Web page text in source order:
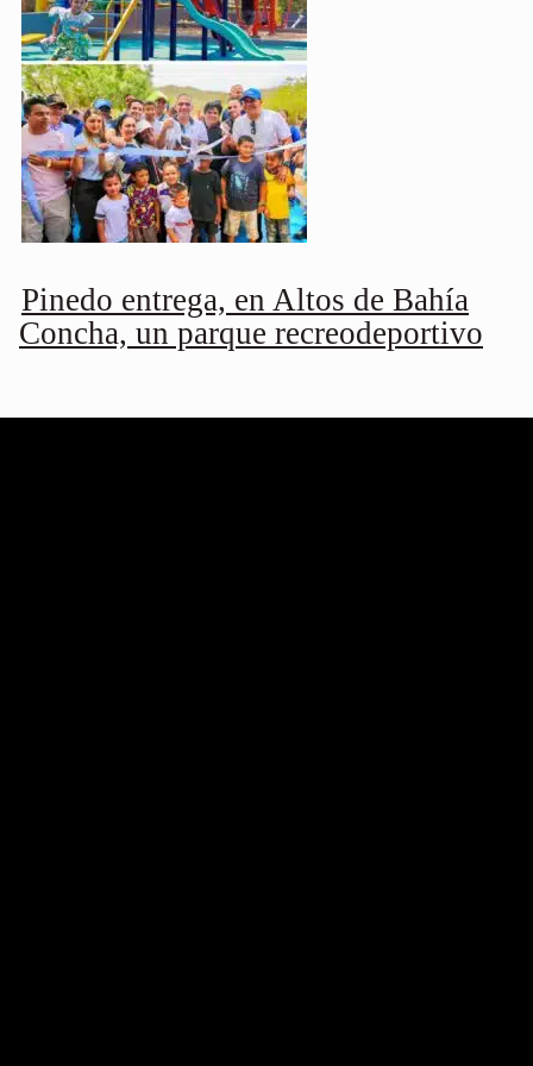
Pinedo entrega, en Altos de Bahía
Concha, un parque recreodeportivo